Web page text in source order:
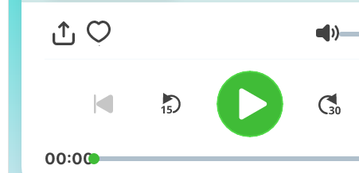
чтобы они стали
Выпуск за
происходит с
человека,
стереотипы о
делиться
00:00